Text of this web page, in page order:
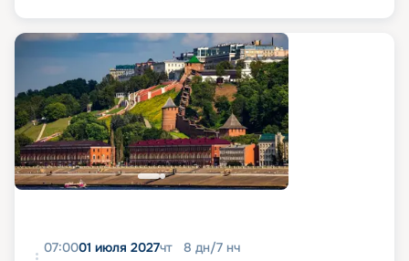
07:0001 июля 2027чт 8 дн/7 нч